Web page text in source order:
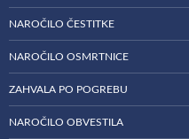
NAROČILO ČESTITKE
NAROČILO OSMRTNICE
ZAHVALA PO POGREBU
NAROČILO OBVESTILA